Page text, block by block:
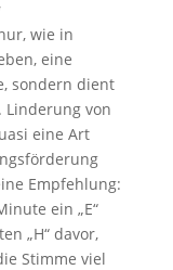
wie in
eine
sondern dient
Linderung von
eine Art
Empfehlung:
ein „E“
„H“ davor,
Stimme viel